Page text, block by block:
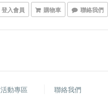
登入會員 購物車 聯絡我們
動專區 聯絡我們